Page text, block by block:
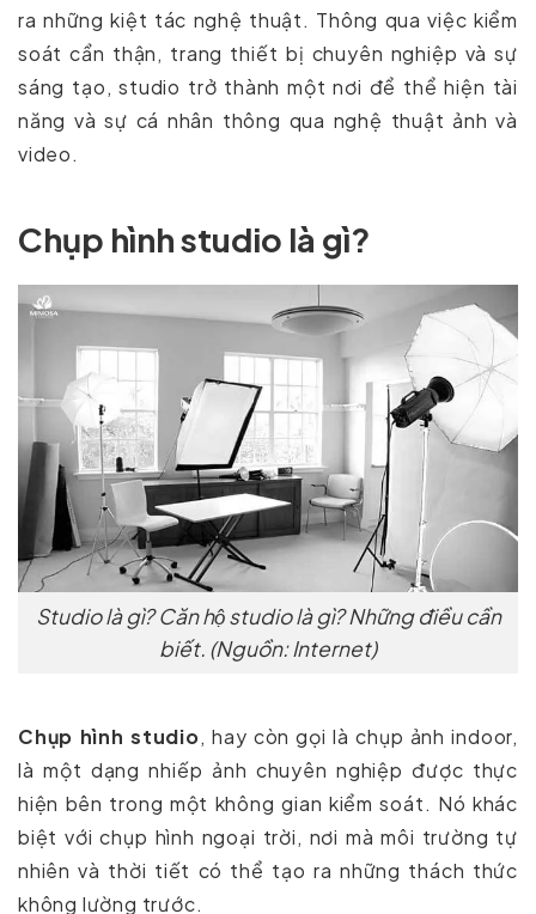
ra những kiệt tác nghệ thuật. Thông qua việc kiểm
soát cẩn thận, trang thiết bị chuyên nghiệp và sự
sáng tạo, studio trở thành một nơi để thể hiện tài
năng và sự cá nhân thông qua nghệ thuật ảnh và
video.
Chụp hình studio là gì?
Studio là gì? Căn hộ studio là gì? Những điều cần
biết. (Nguồn: Internet)
Chụp hình studio, hay còn gọi là chụp ảnh indoor,
là một dạng nhiếp ảnh chuyên nghiệp được thực
hiện bên trong một không gian kiểm soát. Nó khác
biệt với chụp hình ngoại trời, nơi mà môi trường tự
nhiên và thời tiết có thể tạo ra những thách thức
không lường trước.